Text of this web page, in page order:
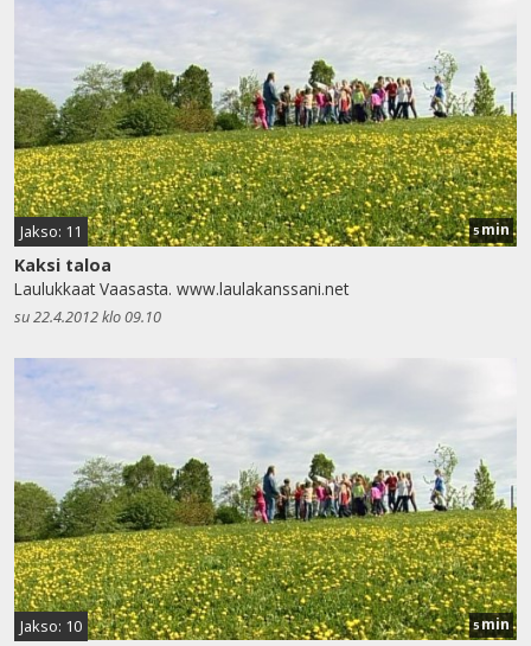
Jakso: 11 5min
Kaksi taloa
Laulukkaat Vaasasta. www.laulakanssani.net
su 22.4.2012 klo 09.10
Jakso: 10 5min